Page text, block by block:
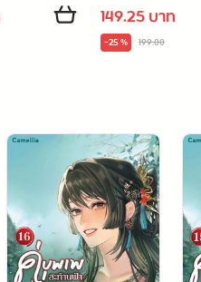
149.25 บาท
-25 % 199.00